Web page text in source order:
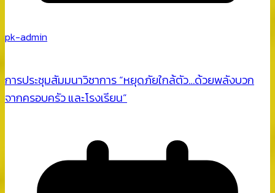
pk-admin
การประชุมสัมมนาวิชาการ “หยุดภัยใกล้ตัว…ด้วยพลังบวก
จากครอบครัว และโรงเรียน”